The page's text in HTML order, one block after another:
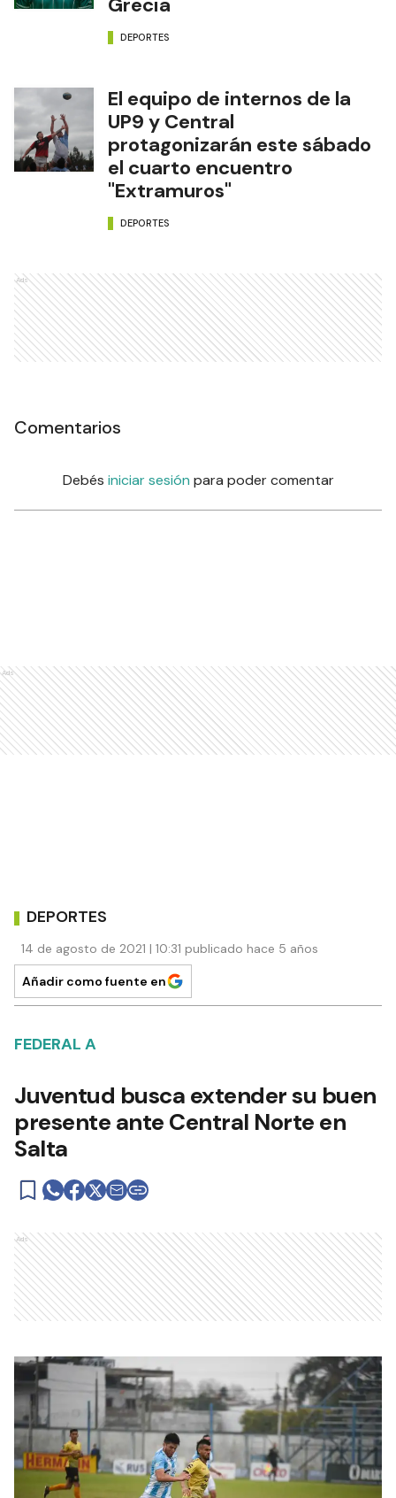
DEPORTES
El equipo de internos de la
UP9 y Central
protagonizarán este sábado
el cuarto encuentro
"Extramuros"
DEPORTES
Ads
Comentarios
Debés iniciar sesión para poder comentar
Ads
DEPORTES
14 de agosto de 2021 | 10:31 publicado hace 5 años
Añadir como fuente en
FEDERAL A
Juventud busca extender su buen
presente ante Central Norte en
Salta
Ads